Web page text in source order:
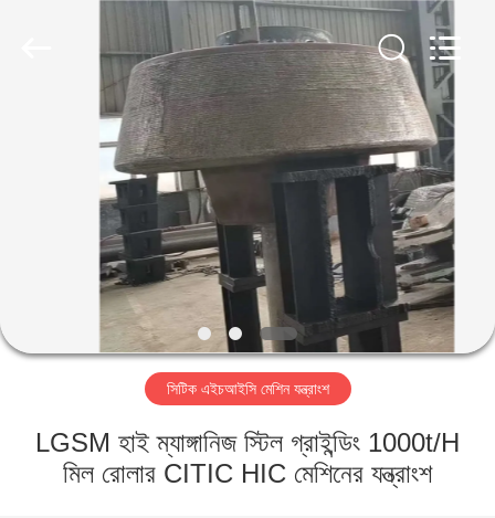
আমাদের
কারখানা
সিটিক এইচআইসি মেশিন যন্ত্রাংশ
LGSM হাই ম্যাঙ্গানিজ স্টিল গ্রাইন্ডিং 1000t/H
মিল রোলার CITIC HIC মেশিনের যন্ত্রাংশ